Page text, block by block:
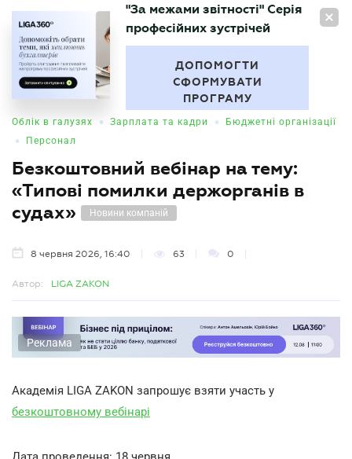
UA
БУХГАЛТЕР
"За межами звітності" Серія
професійних зустрічей
ДОПОМОГТИ
СФОРМУВАТИ
ПРОГРАМУ
Облік в галузях • Зарплата та кадри • Бюджетні організації
• Персонал
Безкоштовний вебінар на тему:
«Типові помилки держорганів в
судах»
Новини компаній
8 червня 2026, 16:40 63 0
Автор: LIGA ZAKON
Реклама
Академія LIGA ZAKON запрошує взяти участь у
безкоштовному вебінарі